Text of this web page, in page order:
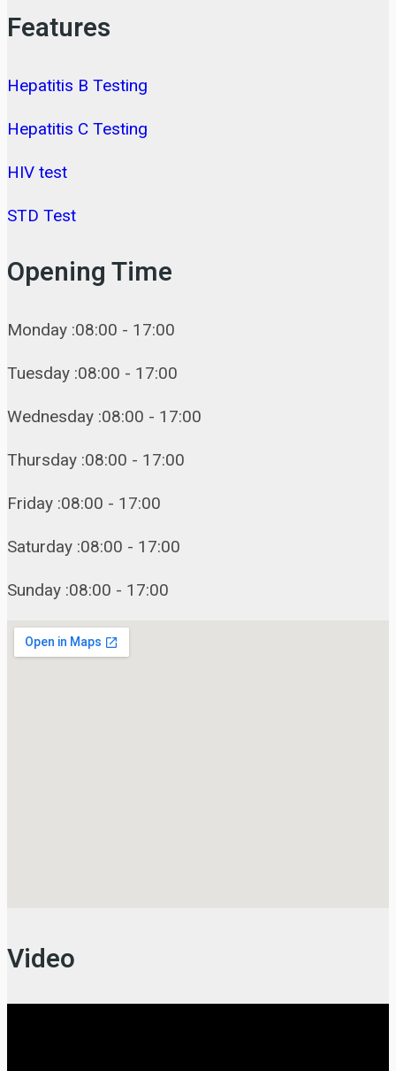
Features
Hepatitis B Testing
Hepatitis C Testing
HIV test
STD Test
Opening Time
Monday :08:00 - 17:00
Tuesday :08:00 - 17:00
Wednesday :08:00 - 17:00
Thursday :08:00 - 17:00
Friday :08:00 - 17:00
Saturday :08:00 - 17:00
Sunday :08:00 - 17:00
Video